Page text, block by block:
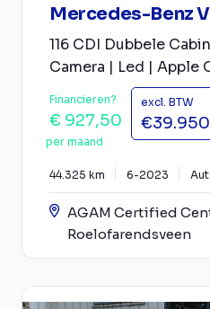
Mercedes-Benz
116 CDI Dubbele
Camera | Led | Apple
Financieren?
€ 927,50
per maand
excl. BTW
€39.950
44.325 km 6-2023
AGAM Certified
Roelofarendsveen